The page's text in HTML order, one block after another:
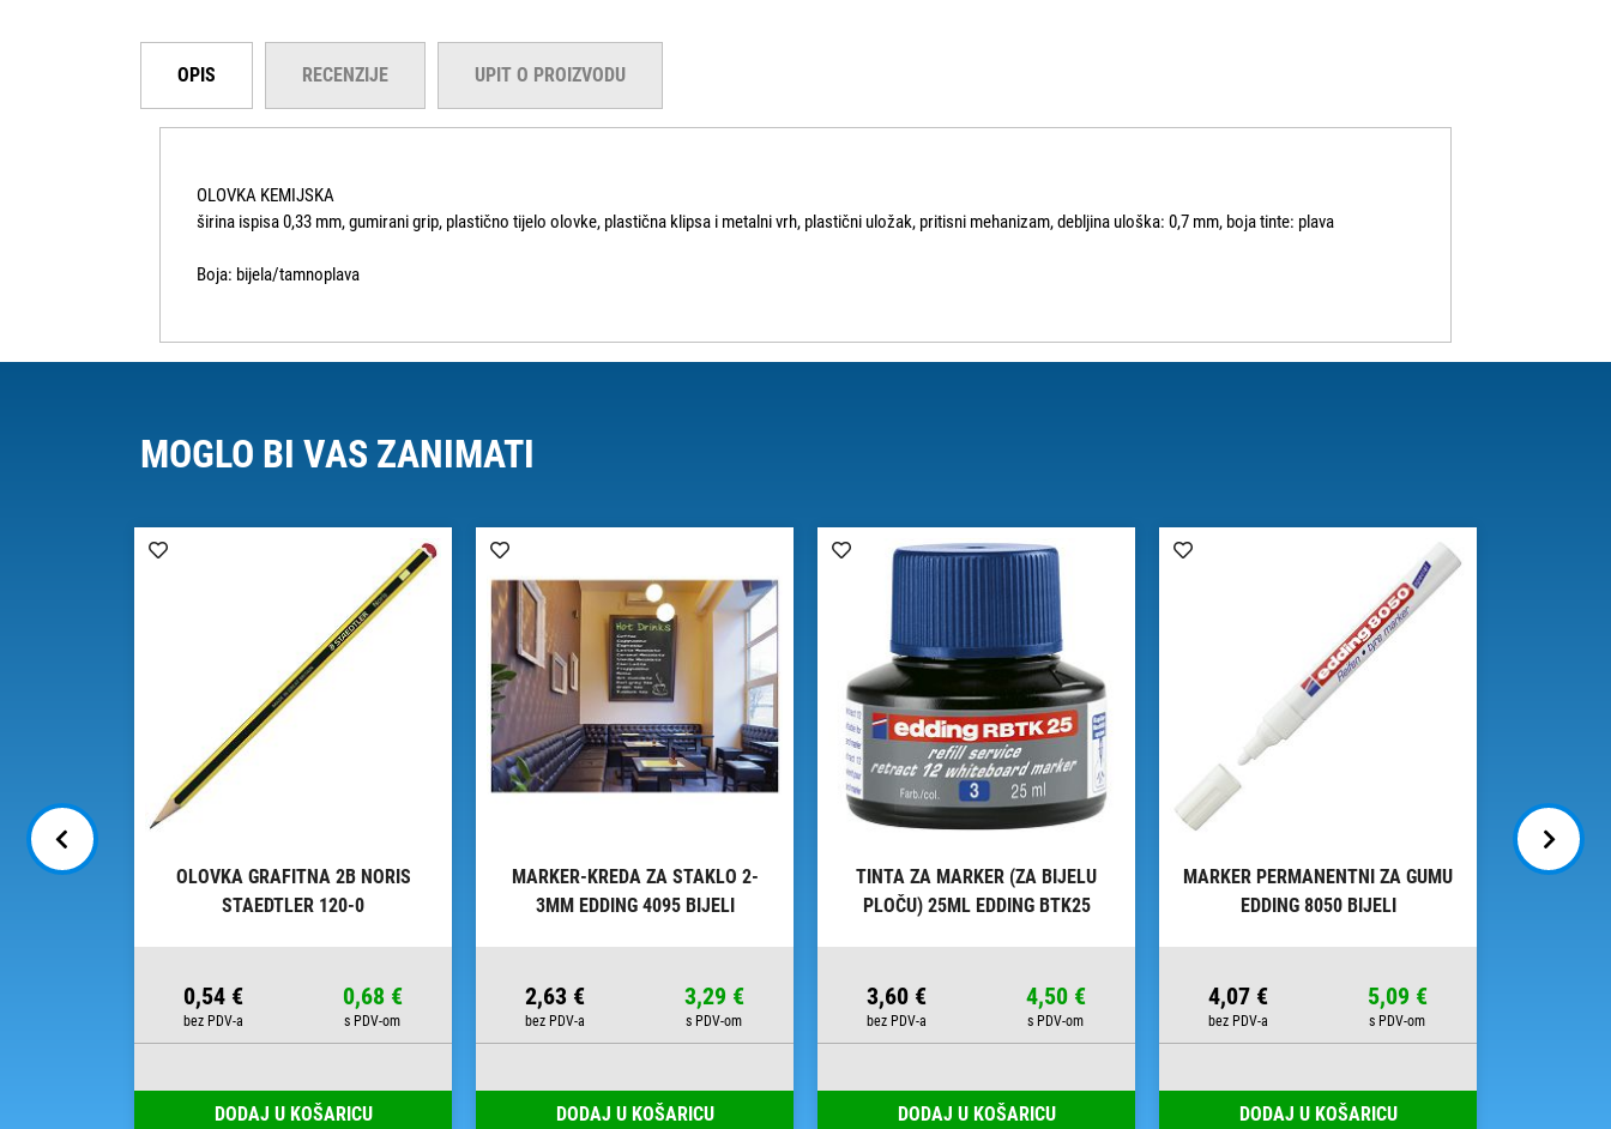
OPIS RECENZIJE UPIT O PROIZVODU
OLOVKA KEMIJSKA
širina ispisa 0,33 mm, gumirani grip, plastično tijelo olovke, plastična klipsa i metalni vrh, plastični uložak, pritisni mehanizam, debljina uloška: 0,7 mm, boja tinte: plava
Boja: bijela/tamnoplava
MOGLO BI VAS ZANIMATI
EDDING
OLOVKA GRAFITNA 2B NORIS
STAEDTLER 120-0
0,54 € 0,68 €
DODAJ U KOŠARICU
MARKER-KREDA ZA STAKLO 2-
3MM EDDING 4095 BIJELI
2,63 € 3,29 €
DODAJ U KOŠARICU
TINTA ZA MARKER (ZA BIJELU
PLOČU) 25ML EDDING BTK25
3,60 € 4,50 €
DODAJ U KOŠARICU
MARKER PERMANENTNI ZA GUMU
EDDING 8050 BIJELI
4,07 € 5,09 €
DODAJ U KOŠARICU
MARKER